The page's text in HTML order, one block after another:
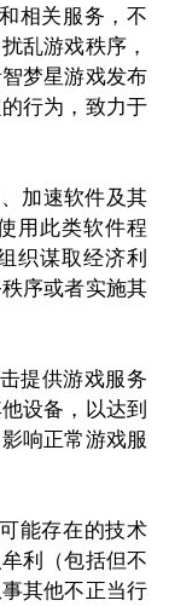
相关服务，不
乱游戏秩序，
梦星游戏发布
行为，致力于
加速软件及其
用此类软件程
织谋取经济利
序或者实施其
提供游戏服务
设备，以达到
响正常游戏服
能存在的技术
利（包括但不
其他不正当行